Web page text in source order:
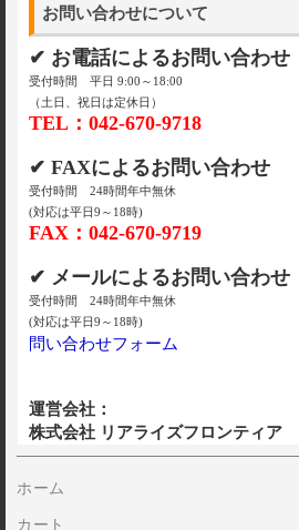
お問い合わせについて
✔ お電話によるお問い合わせ
受付時間 平日 9:00～18:00
（土日、祝日は定休日）
TEL：042-670-9718
✔ FAXによるお問い合わせ
受付時間 24時間年中無休
(対応は平日9～18時)
FAX：042-670-9719
✔ メールによるお問い合わせ
受付時間 24時間年中無休
(対応は平日9～18時)
問い合わせフォーム
運営会社：
株式会社 リアライズフロンティア
ホーム
カート